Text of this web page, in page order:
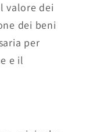
valore dei
dei beni
per
e il